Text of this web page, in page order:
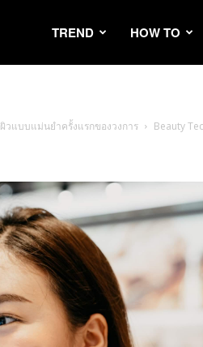
TREND HOW TO
วแบบแม่นยำครั้งแรกของวงการ Beauty